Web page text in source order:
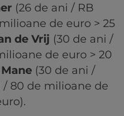
(26 de ani / RB
de euro > 25
de Vrij (30 de ani /
de euro > 20
(30 de ani /
/ 80 de milioane de